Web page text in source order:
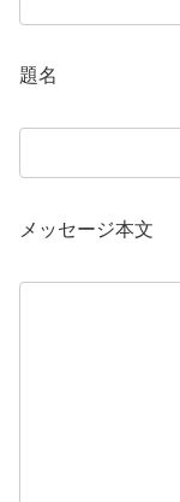
題名
メッセージ本文